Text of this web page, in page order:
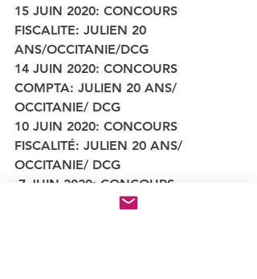
15 JUIN 2020: CONCOURS
FISCALITE: JULIEN 20
ANS/OCCITANIE/DCG
14 JUIN 2020: CONCOURS
COMPTA: JULIEN 20 ANS/
OCCITANIE/ DCG
10 JUIN 2020: CONCOURS
FISCALITÉ: JULIEN 20 ANS/
OCCITANIE/ DCG
COMPTABILITÉ: LUCAS 22 ANS/